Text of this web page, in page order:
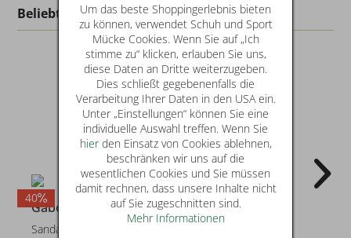
Beliebt in dieser Kategorie
40
Gabor
Sandalen
Gabor
Um das beste Shoppingerlebnis bieten
zu können, verwendet Schuh und Sport
Mücke Cookies. Wenn Sie auf „Ich
stimme zu“ klicken, erlauben Sie uns,
diese Daten an Dritte weiterzugeben.
Dies schließt gegebenenfalls die
Verarbeitung Ihrer Daten in den USA ein.
Unter „Einstellungen“ können Sie eine
individuelle Auswahl treffen. Wenn Sie
hierden Einsatz von Cookies ablehnen,
beschränken wir uns auf die
wesentlichen Cookies und Sie müssen
damit rechnen, dass unsere Inhalte nicht
auf Sie zugeschnitten sind.
Mehr Informationen